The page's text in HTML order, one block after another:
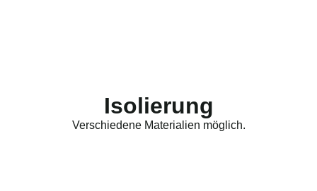
Isolierung
Verschiedene Materialien möglich.